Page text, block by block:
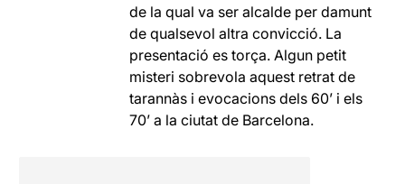
de la qual va ser alcalde per damunt
de qualsevol altra convicció. La
presentació es torça. Algun petit
misteri sobrevola aquest retrat de
tarannàs i evocacions dels 60’ i els
70’ a la ciutat de Barcelona.